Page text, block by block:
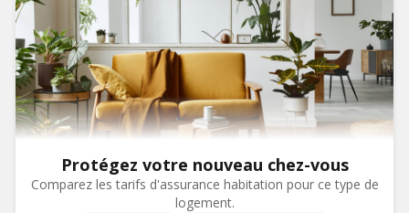
Protégez votre nouveau chez-vous
Comparez les tarifs d'assurance habitation pour ce type de
logement.